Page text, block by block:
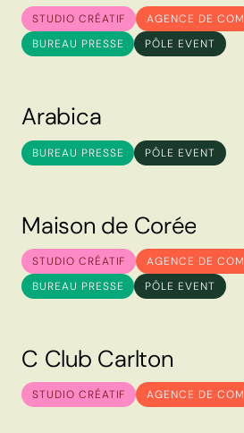
Meteor
STUDIO CRÉATIF
AGENCE DE COM
BUREAU PRESSE
PÔLE EVENT
A
A
r
r
a
a
b
b
i
i
c
c
a
a
BUREAU PRESSE PÔLE EVENT
M
M
a
a
i
i
s
s
o
o
n
n
d
d
e
e
C
C
o
o
r
r
é
é
e
e
STUDIO CRÉATIF
AGENCE DE COM
BUREAU PRESSE
PÔLE EVENT
C
C
C
C
l
l
u
u
b
b
C
C
a
a
r
r
l
l
t
t
o
o
n
n
STUDIO CRÉATIF AGENCE DE COM